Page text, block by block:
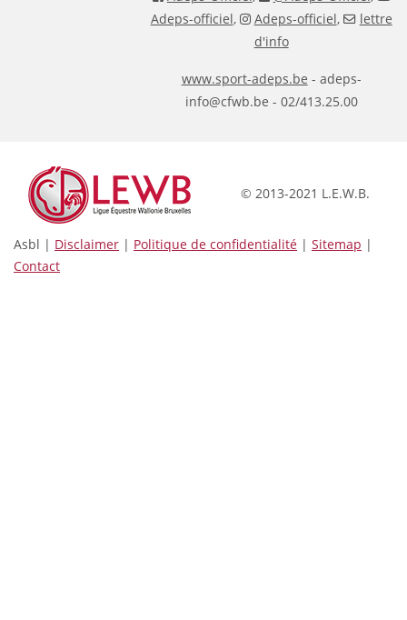
Adeps-officiel, Adeps-officiel,
lettre
d'info
www.sport-adeps.be - adeps-
info@cfwb.be - 02/413.25.00
© 2013-2021 L.E.W.B.
Asbl | Disclaimer | Politique de confidentialité | Sitemap |
Contact